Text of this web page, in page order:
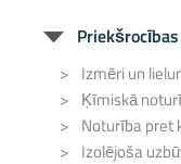
Priekšrocības
Izmēri un
Ķīmiskā
Noturība pret
Izolējoša